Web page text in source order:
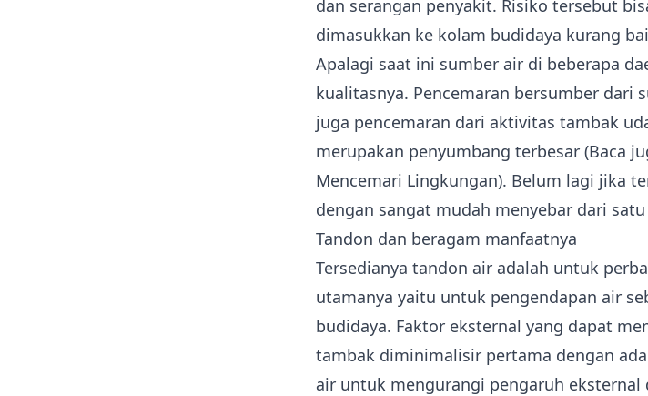
dan serangan penyakit. Risiko tersebut
dimasukkan ke kolam budidaya kurang
Apalagi saat ini sumber air di beberapa
kualitasnya. Pencemaran bersumber dari
juga pencemaran dari aktivitas tambak
merupakan penyumbang terbesar (Baca
Mencemari Lingkungan). Belum lagi jika
dengan sangat mudah menyebar dari
Tandon dan beragam manfaatnya
Tersedianya tandon air adalah untuk
utamanya yaitu untuk pengendapan air
budidaya. Faktor eksternal yang dapat
tambak diminimalisir pertama dengan
air untuk mengurangi pengaruh eksternal